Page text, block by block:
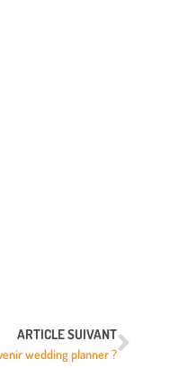
ARTICLE SUIVANT
wedding planner ?